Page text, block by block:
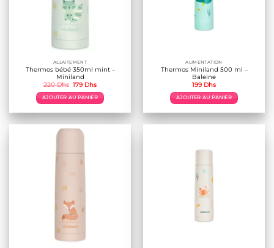
ALLAITEMENT
Thermos bébé 350ml mint –
Miniland
220Dhs Le
initial
était :
220 Dhs.
179 DhsLe
actuel
est :
179 Dhs.
AJOUTER AU PANIER
ALIMENTATION
Thermos Miniland 500 ml –
Baleine
199 Dhs
AJOUTER AU PANIER